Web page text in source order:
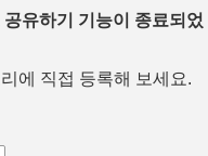
유하기 기능이 종료되었
에 직접 등록해 보세요.